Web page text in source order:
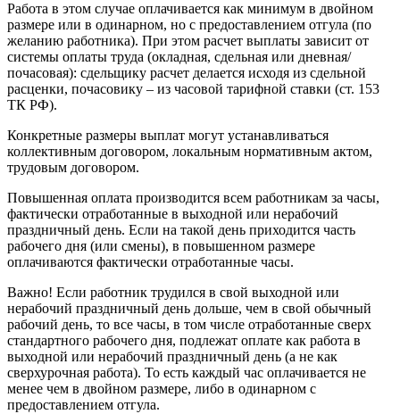
Работа в этом случае оплачивается как минимум в двойном
размере или в одинарном, но с предоставлением отгула (по
желанию работника). При этом расчет выплаты зависит от
системы оплаты труда (окладная, сдельная или дневная/
почасовая): сдельщику расчет делается исходя из сдельной
расценки, почасовику – из часовой тарифной ставки (ст. 153
ТК РФ).
Конкретные размеры выплат могут устанавливаться
коллективным договором, локальным нормативным актом,
трудовым договором.
Повышенная оплата производится всем работникам за часы,
фактически отработанные в выходной или нерабочий
праздничный день. Если на такой день приходится часть
рабочего дня (или смены), в повышенном размере
оплачиваются фактически отработанные часы.
Важно! Если работник трудился в свой выходной или
нерабочий праздничный день дольше, чем в свой обычный
рабочий день, то все часы, в том числе отработанные сверх
стандартного рабочего дня, подлежат оплате как работа в
выходной или нерабочий праздничный день (а не как
сверхурочная работа). То есть каждый час оплачивается не
менее чем в двойном размере, либо в одинарном с
предоставлением отгула.